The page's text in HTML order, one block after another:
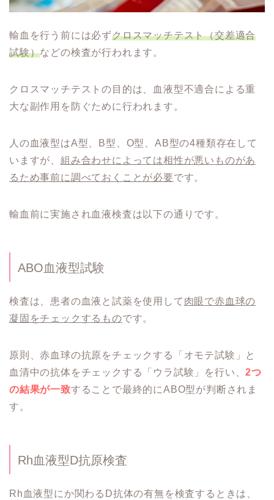
輸血を行う前には必ずクロスマッチテスト（交差適合
試験）などの検査が行われます。
クロスマッチテストの目的は、血液型不適合による重
大な副作用を防ぐために行われます。
人の血液型はA型、B型、O型、AB型の4種類存在して
いますが、 組み合わせによっては相性が悪いものがあ
るため事前に調べておくことが必要です。
輸血前に実施され血液検査は以下の通りです。
ABO血液型試験
検査は、患者の血液と試薬を使用して 肉眼で赤血球の
凝固をチェックするものです。
原則、赤血球の抗原をチェックする「オモテ試験」と
血清中の抗体をチェックする「ウラ試験」を行い、2つ
の結果が一致することで最終的にABO型が判断されま
す。
Rh血液型D抗原検査
Rh血液型にか関わるD抗体の有無を検査するときは、